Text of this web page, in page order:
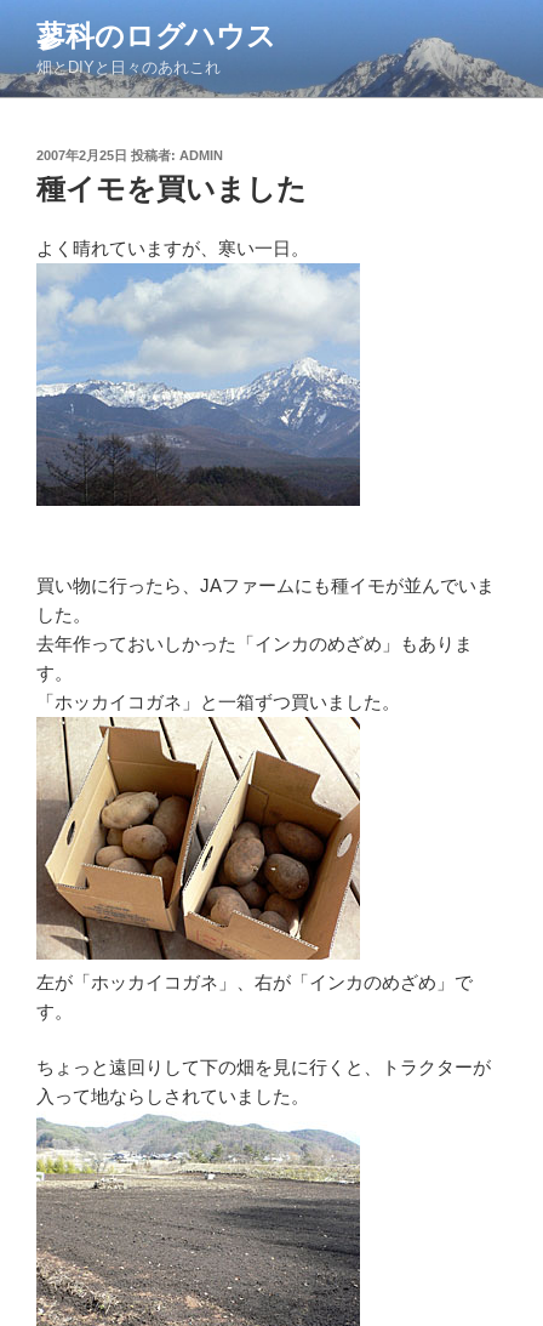
テ
ン
蓼科のログハウス
畑とDIYと日々のあれこれ
投
稿
日:
2007年2月25日 投稿者: ADMIN
種イモを買いました
よく晴れていますが、寒い一日。
買い物に行ったら、JAファームにも種イモが並んでいま
した。
去年作っておいしかった「インカのめざめ」もありま
す。
「ホッカイコガネ」と一箱ずつ買いました。
左が「ホッカイコガネ」、右が「インカのめざめ」で
す。
ちょっと遠回りして下の畑を見に行くと、トラクターが
入って地ならしされていました。